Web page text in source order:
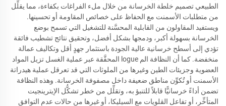
الطبيعي تصميم خلطة الخرسانة من خلال ملء الفراغات بكفاءة، مما يقلِّل
من متطلبات الأسمنت مع الحفاظ على خصائص المقاومة أو تحسينها.
ويستفيد المقاولون من القابلية المحسَّنة للتشغيل التي تسمح بوضع
الخرسانة بسهولة أكبر، ودمجها بشكل أفضل، وتحقيق نتائج تشطيب فائقة
تؤدي إلى أسطح خرسانية عالية الجودة باستثمار جهدٍ أقل وتكاليف عمالة
منخفضة. كما أن النظافة الم logue المحقَّقة عبر عملية الغسل تزيل المواد
العضوية وجزيئات الطين وغيرها من الملوثات التي قد تعرقل عملية هيدراتة
الأسمنت أو تُكوِّن مناطق ضعيفة داخل مصفوفة الخرسانة. وهذه النظافة
تضمن أداءً خرسانيًّا قابلاً للتنبؤ به، وتقلِّل من خطر تشكُّل الإيترينجيت
المتأخِّر، أو تفاعل القلويات مع السيليكا، أو غيرها من حالات عدم التوافق